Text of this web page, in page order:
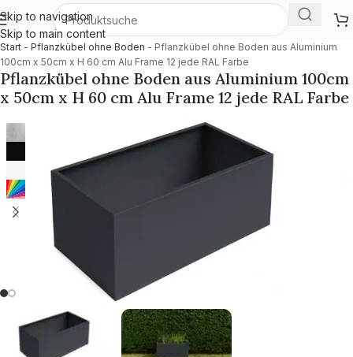
Skip to navigation
Skip to main content
Start - Pflanzkübel ohne Boden - Pflanzkübel ohne Boden aus Aluminium
100cm x 50cm x H 60 cm Alu Frame 12 jede RAL Farbe
Pflanzkübel ohne Boden aus Aluminium 100cm
x 50cm x H 60 cm Alu Frame 12 jede RAL Farbe